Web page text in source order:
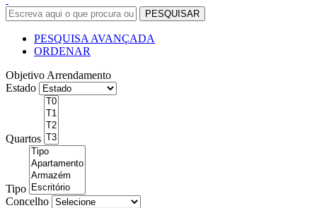
PESQUISA AVANÇADA
ORDENAR
Objetivo Arrendamento
Estado
Quartos
Tipo
Concelho